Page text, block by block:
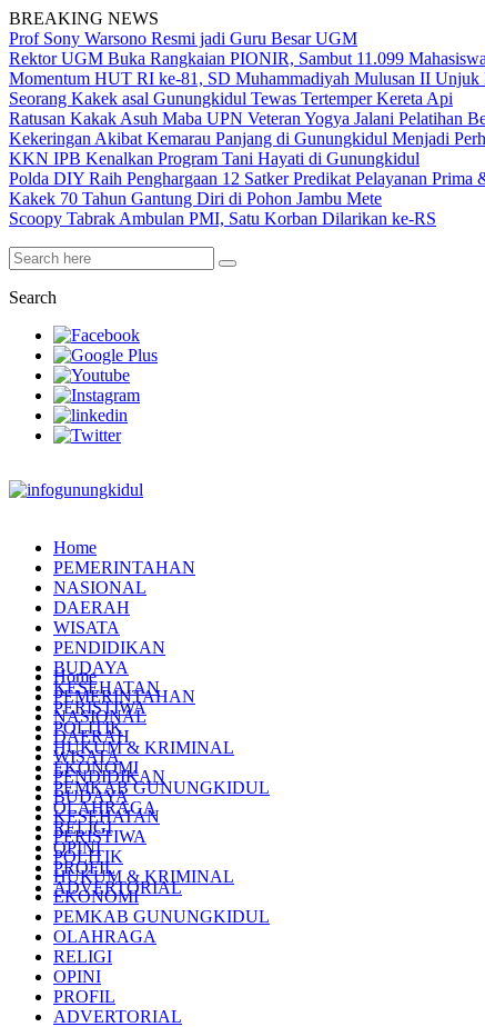
BREAKING NEWS
Prof Sony Warsono Resmi jadi Guru Besar UGM
Rektor UGM Buka Rangkaian PIONIR, Sambut 11.099
Momentum HUT RI ke-81, SD Muhammadiyah Mulusan II Unjuk
Seorang Kakek asal Gunungkidul Tewas Tertemper Kereta Api
Ratusan Kakak Asuh Maba UPN Veteran Yogya Jalani Pelatihan
Kekeringan Akibat Kemarau Panjang di Gunungkidul Menjadi
KKN IPB Kenalkan Program Tani Hayati di Gunungkidul
Polda DIY Raih Penghargaan 12 Satker Predikat Pelayanan Prima
Kakek 70 Tahun Gantung Diri di Pohon Jambu Mete
Scoopy Tabrak Ambulan PMI, Satu Korban Dilarikan ke-RS
Search
Home
PEMERINTAHAN
NASIONAL
DAERAH
WISATA
PENDIDIKAN
BUDAYA
KESEHATAN
PERISTIWA
POLITIK
HUKUM & KRIMINAL
EKONOMI
PEMKAB GUNUNGKIDUL
OLAHRAGA
RELIGI
OPINI
PROFIL
ADVERTORIAL
Home
PEMERINTAHAN
NASIONAL
DAERAH
WISATA
PENDIDIKAN
BUDAYA
KESEHATAN
PERISTIWA
POLITIK
HUKUM & KRIMINAL
EKONOMI
PEMKAB GUNUNGKIDUL
OLAHRAGA
RELIGI
OPINI
PROFIL
ADVERTORIAL